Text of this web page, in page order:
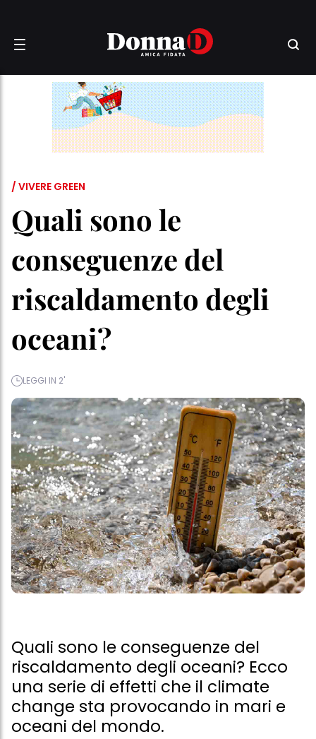
/ VIVERE GREEN
Quali sono le
conseguenze del
riscaldamento degli
oceani?
LEGGI IN 2'
Quali sono le conseguenze del
riscaldamento degli oceani? Ecco
una serie di effetti che il climate
change sta provocando in mari e
oceani del mondo.